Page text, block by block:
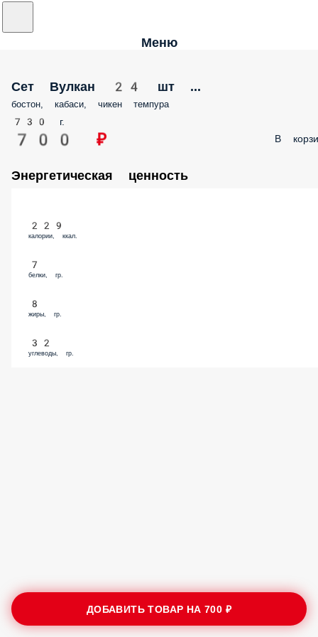
Меню
Сет Вулкан 24 шт ...
бостон, кабаси, чикен темпура
730 г.
700 ₽ В
Энергетическая ценность
229
калории, ккал.
7
белки, гр.
8
жиры, гр.
32
углеводы, гр.
ДОБАВИТЬ ТОВАР НА700 ₽